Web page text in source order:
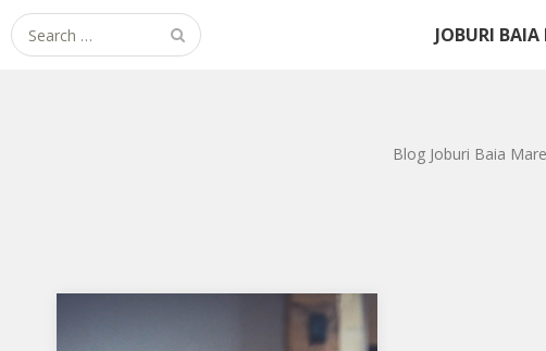
JOBURI
Search for:
Blog Joburi Baia